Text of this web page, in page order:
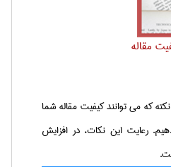
این مطلب قصد داریم 16 نکته که می توانند کیفیت مقاله شما
رعایت این نکات، در افزایش